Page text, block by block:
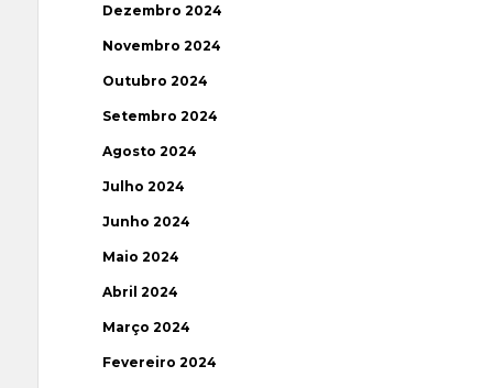
Dezembro 2024
Novembro 2024
Outubro 2024
Setembro 2024
Agosto 2024
Julho 2024
Junho 2024
Maio 2024
Abril 2024
Março 2024
Fevereiro 2024